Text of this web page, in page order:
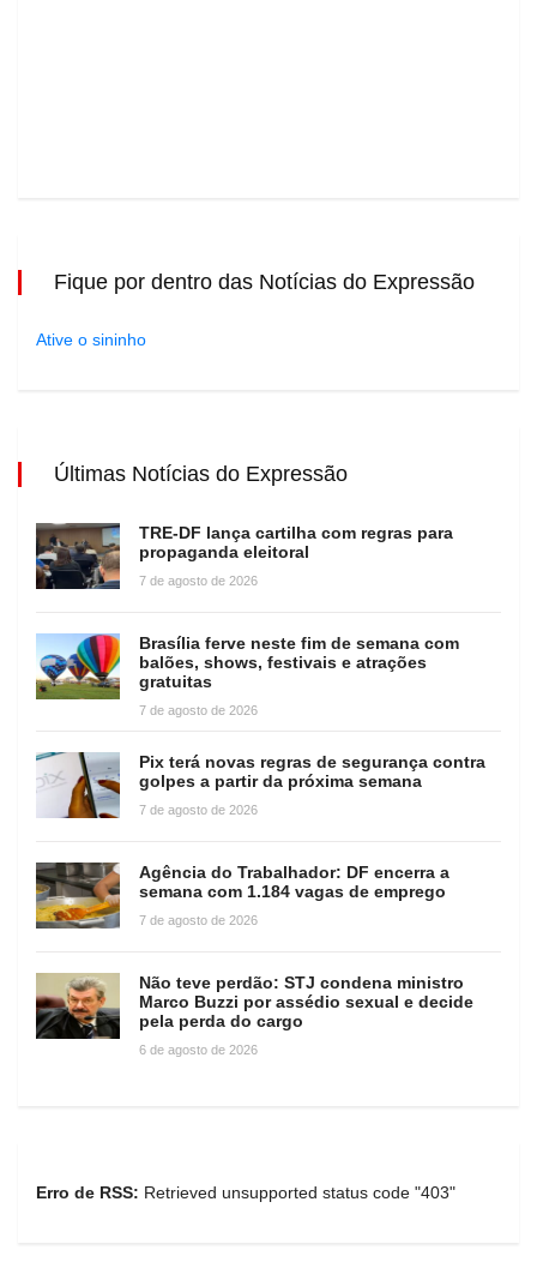
Fique por dentro das Notícias do Expressão
Ative o sininho
Últimas Notícias do Expressão
TRE-DF lança cartilha com regras para
propaganda eleitoral
7 de agosto de 2026
Brasília ferve neste fim de semana com
balões, shows, festivais e atrações
gratuitas
7 de agosto de 2026
Pix terá novas regras de segurança contra
golpes a partir da próxima semana
7 de agosto de 2026
Agência do Trabalhador: DF encerra a
semana com 1.184 vagas de emprego
7 de agosto de 2026
Não teve perdão: STJ condena ministro
Marco Buzzi por assédio sexual e decide
pela perda do cargo
6 de agosto de 2026
Erro de RSS: Retrieved unsupported status code "403"